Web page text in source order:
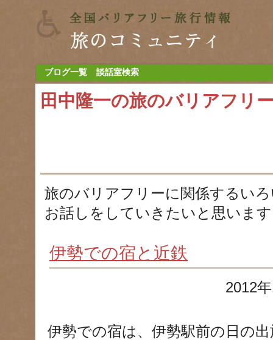
ブログ一覧 談話室検索
田中隆一の旅のバリアフリ
旅のバリアフリーに関係するい
お話しをしていきたいと思いま
伊勢での宿と近鉄
2012
伊勢での宿は、伊勢駅前の日の